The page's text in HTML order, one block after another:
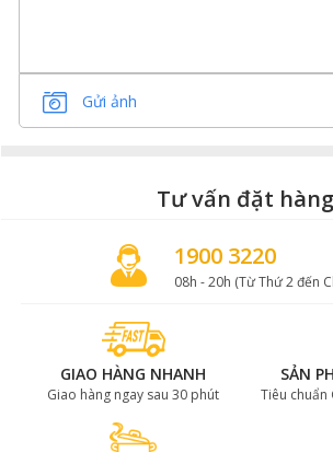
Gửi ảnh
Tư vấn đặt hàng
1900 3220
08h - 20h (Từ Thứ 2 đến
GIAO HÀNG NHANH
Giao hàng ngay sau 30 phút
SẢN
Tiêu